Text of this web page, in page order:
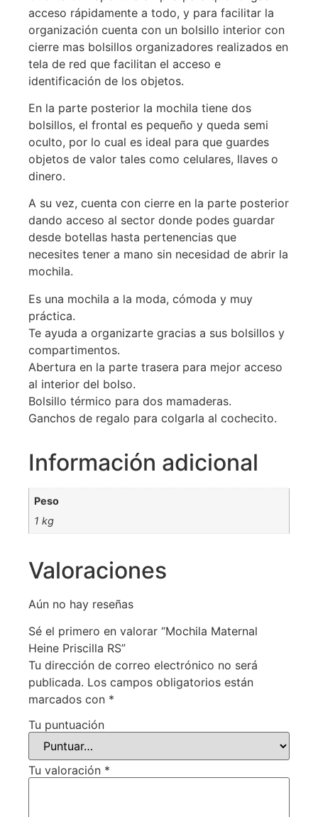
acceso rápidamente a todo, y para facilitar la
organización cuenta con un bolsillo interior con
cierre mas bolsillos organizadores realizados en
tela de red que facilitan el acceso e
identificación de los objetos.
En la parte posterior la mochila tiene dos
bolsillos, el frontal es pequeño y queda semi
oculto, por lo cual es ideal para que guardes
objetos de valor tales como celulares, llaves o
dinero.
A su vez, cuenta con cierre en la parte posterior
dando acceso al sector donde podes guardar
desde botellas hasta pertenencias que
necesites tener a mano sin necesidad de abrir la
mochila.
Es una mochila a la moda, cómoda y muy
práctica.
Te ayuda a organizarte gracias a sus bolsillos y
compartimentos.
Abertura en la parte trasera para mejor acceso
al interior del bolso.
Bolsillo térmico para dos mamaderas.
Ganchos de regalo para colgarla al cochecito.
Información adicional
Peso
1 kg
Valoraciones
Aún no hay reseñas
Sé el primero en valorar “Mochila Maternal
Heine Priscilla RS”
Tu dirección de correo electrónico no será
publicada. Los campos obligatorios están
marcados con *
Tu puntuación
Tu valoración *